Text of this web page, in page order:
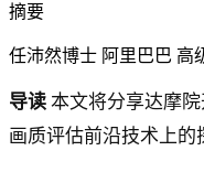
摘要
任沛然博士 阿里巴巴 高
导读 本文将分享达摩
画质评估前沿技术上的